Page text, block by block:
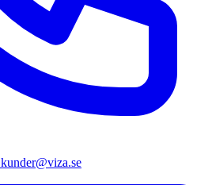
kunder@viza.se